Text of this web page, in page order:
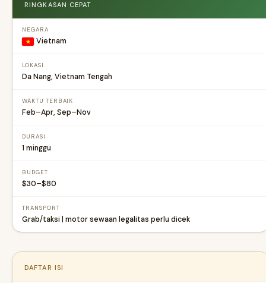
RINGKASAN CEPAT
NEGARA
Vietnam
LOKASI
Da Nang, Vietnam Tengah
WAKTU TERBAIK
Feb–Apr, Sep–Nov
DURASI
1 minggu
BUDGET
$30–$80
TRANSPORT
Grab/taksi | motor sewaan legalitas perlu dicek
DAFTAR ISI